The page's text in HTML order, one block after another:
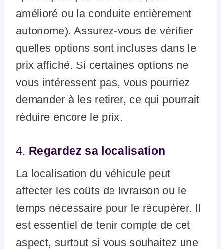
amélioré ou la conduite entièrement
autonome). Assurez-vous de vérifier
quelles options sont incluses dans le
prix affiché. Si certaines options ne
vous intéressent pas, vous pourriez
demander à les retirer, ce qui pourrait
réduire encore le prix.
4. Regardez sa localisation
La localisation du véhicule peut
affecter les coûts de livraison ou le
temps nécessaire pour le récupérer. Il
est essentiel de tenir compte de cet
aspect, surtout si vous souhaitez une